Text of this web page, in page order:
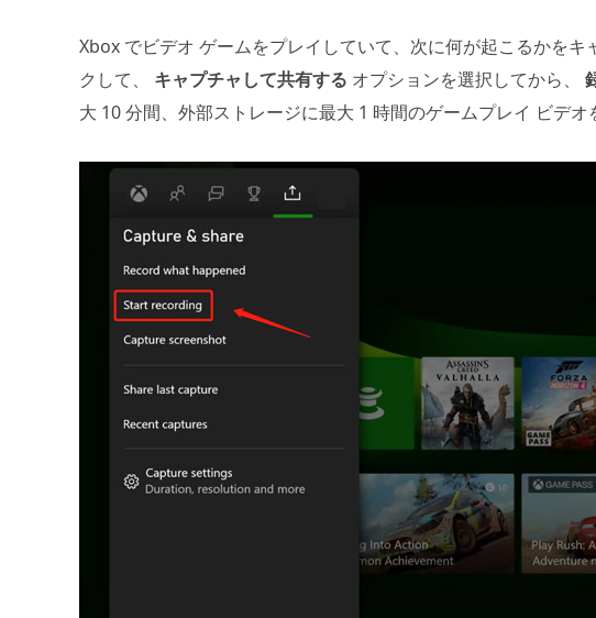
Xbox でビデオ ゲームをプレイしていて、次に何が起こるかをキ
クして、 キャプチャして共有する オプションを選択してから、
大 10 分間、外部ストレージに最大 1 時間のゲームプレイ ビデオ